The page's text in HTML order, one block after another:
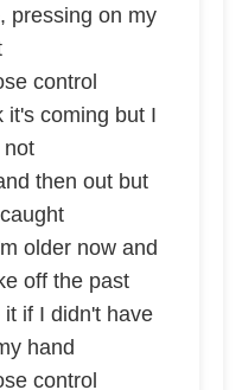
pressing on my
control
it's coming but I
not
then out but
older now and
off the past
if I didn't have
hand
control